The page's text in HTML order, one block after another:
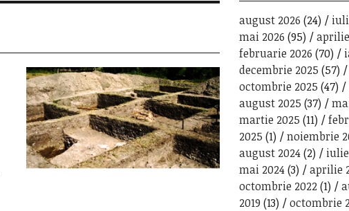
august 2026 (24)
mai 2026 (95)
februarie 2026 (70)
decembrie 2025 (57)
octombrie 2025 (47)
august 2025 (37)
martie 2025 (11)
2025 (1) noiembrie
august 2024(2)
mai 2024(3) aprilie
octombrie 2022(1)
2019 (13) octombrie